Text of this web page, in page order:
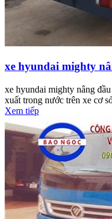
xe hyundai mighty
xe hyundai mighty nâng
xuất trong nước trên xe cơ
Xem tiếp